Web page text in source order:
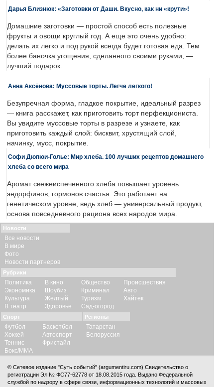
Дарья Близнюк: «Заготовки от Даши. Вкусно, как ни «крути»!
Домашние заготовки — простой способ есть полезные
фрукты и овощи круглый год. А еще это очень удобно:
делать их легко и под рукой всегда будет готовая еда. Тем
более баночка угощения, сделанного своими руками, —
лучший подарок.
Анна Аксёнова: Муссовые торты. Легче легкого!
Безупречная форма, гладкое покрытие, идеальный разрез
— книга расскажет, как приготовить торт перфекциониста.
Вы увидите муссовые торты в разрезе и узнаете, как
приготовить каждый слой: бисквит, хрустящий слой,
начинку, мусс, покрытие.
Софи Дюпюи-Голье: Мир хлеба. 100 лучших рецептов домашнего
хлеба со всего мира
Аромат свежеиспеченного хлеба повышает уровень
эндорфинов, гормонов счастья. Это работает на
генетическом уровне, ведь хлеб — универсальный продукт,
основа повседневного рациона всех народов мира.
Новости
Все новости
В мире
Фото
Новости партнеров
Рубрики
Политика
Экономика
Культура
В театр
В кино
Шоубиз
Желтый
Здоровье
Общество
Криминал
Туризм
Сад-огород
Происшествия
Авто
Хайтек
Спорт
Футбол
Хоккей
Теннис
Бокс/ММА
Баскетбол
Автоспорт
Фристайл
Регионы
Татарстан
Белоруссия
© Сетевое издание "Суть событий" (argumentiru.com) Свидетельство о
регистрации Эл № ФС77-62778 от 18.08.2015 года. Выдано Федеральной
службой по надзору в сфере связи, информационных технологий и массовых